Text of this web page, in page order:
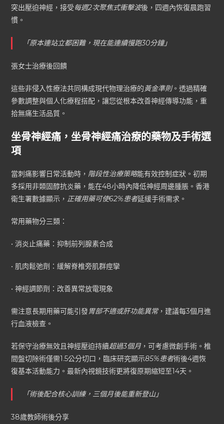
突出壓迫神經，接受每週2次聚焦式衝擊波後，四週內恢復晨跑習
慣。
「原本連站立都困難，現在能連續慢跑30分鐘」
張女士治療後回饋
這些非侵入性療法共同構成現代物理治療的黃金準則。透過精確
參數調整與個人化療程搭配，讓您從根本改善神經傳導功能，重
拾無痛生活品質。
坐骨神經痛，坐骨神經痛治療的藥物及手術選
項
當刺痛影響日常活動時， 階段性治療策略能有效控制症狀。初期
多採用非類固醇抗炎藥，能在48小時內降低神經周邊腫脹。香港
衛生署數據顯示， 正確用藥可使62%患者延緩手術需求。
常用藥物分三類：
• 消炎止痛藥：抑制前列腺素合成
• 肌肉鬆弛劑：緩解脊椎旁肌群痙攣
• 神經調節劑：改善異常放電現象
需注意長期用藥可能引發胃部不適或肝功能異常，建議每3個月進
行血液檢查。
若保守治療無效且神經壓迫持續超過3個月 ，可考慮微創手術。椎
間盤切除術僅需1.5公分切口，臨床研究顯示85%患者術後4週恢
復基本活動能力。最新內視鏡技術更將復原期縮短至14天。
「術後配合核心訓練，三個月後能重新登山」
38歲教師術後分享